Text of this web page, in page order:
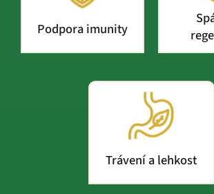
Podpora imunity
Trávení a lehkost